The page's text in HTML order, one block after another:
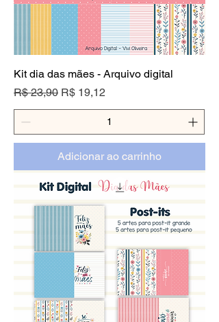
Kit dia das mães - Arquivo digital
Preço normal
R$ 23,90 Preço promocional
R$ 19,12
Adicionar ao carrinho